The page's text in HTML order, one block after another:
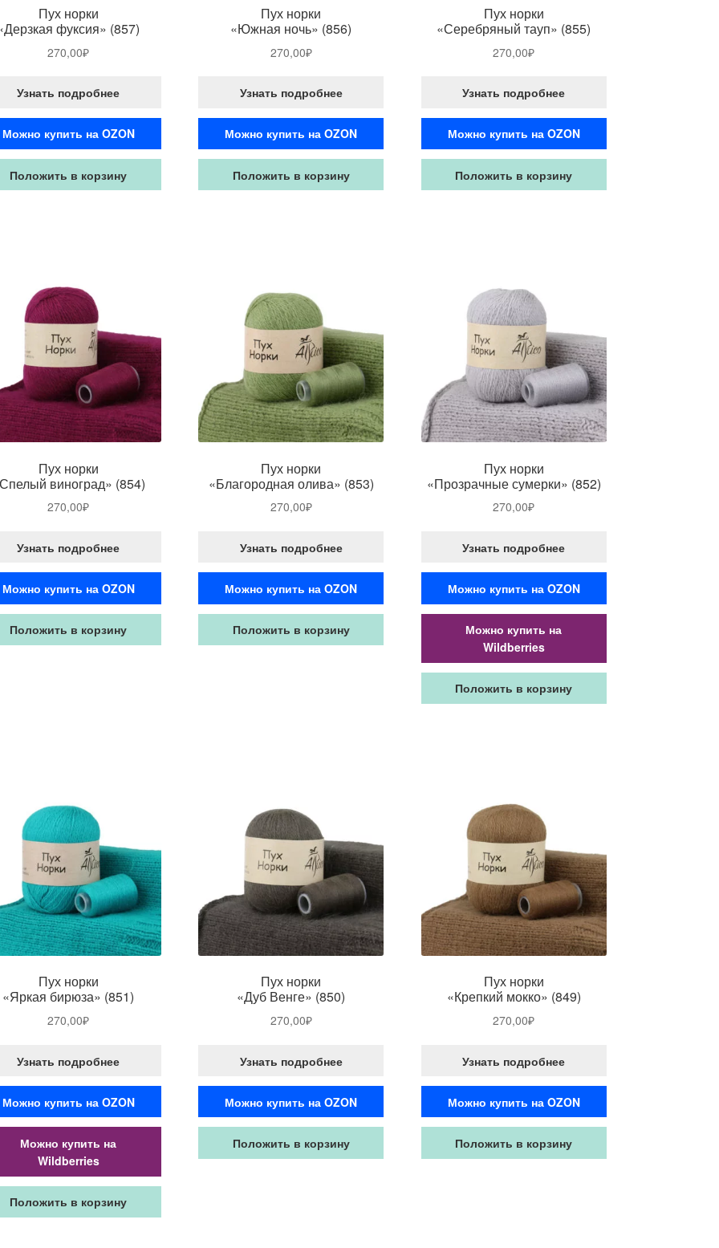
Пух норки
фуксия» (857)
270,00₽
Узнать подробнее
Можно купить на OZON
Положить в корзину
Пух норки
«Южная ночь» (856)
270,00₽
Узнать подробнее
Можно купить на OZON
Положить в корзину
Пух норки
«Серебряный тауп» (855)
270,00₽
Узнать подробнее
Можно купить на OZON
Положить в корзину
Пух норки
виноград» (854)
270,00₽
Узнать подробнее
Можно купить на OZON
Положить в корзину
Пух норки
«Благородная олива» (853)
270,00₽
Узнать подробнее
Можно купить на OZON
Положить в корзину
Пух норки
«Прозрачные сумерки» (852)
270,00₽
Узнать подробнее
Можно купить на OZON
Можно купить на
Wildberries
Положить в корзину
Пух норки
«Яркая бирюза» (851)
270,00₽
Узнать подробнее
Можно купить на OZON
Можно купить на
Wildberries
Положить в корзину
Пух норки
«Дуб Венге» (850)
270,00₽
Узнать подробнее
Можно купить на OZON
Положить в корзину
Пух норки
«Крепкий мокко» (849)
270,00₽
Узнать подробнее
Можно купить на OZON
Положить в корзину